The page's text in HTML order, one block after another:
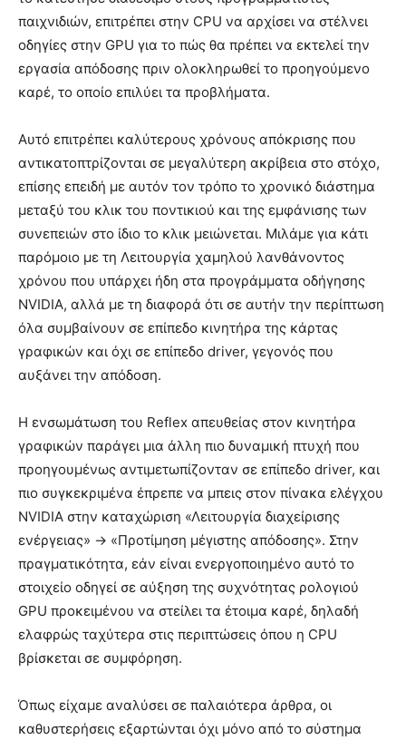
παιχνιδιών, επιτρέπει στην CPU να αρχίσει να στέλνει
οδηγίες στην GPU για το πώς θα πρέπει να εκτελεί την
εργασία απόδοσης πριν ολοκληρωθεί το προηγούμενο
καρέ, το οποίο επιλύει τα προβλήματα.
Αυτό επιτρέπει καλύτερους χρόνους απόκρισης που
αντικατοπτρίζονται σε μεγαλύτερη ακρίβεια στο στόχο,
επίσης επειδή με αυτόν τον τρόπο το χρονικό διάστημα
μεταξύ του κλικ του ποντικιού και της εμφάνισης των
συνεπειών στο ίδιο το κλικ μειώνεται. Μιλάμε για κάτι
παρόμοιο με τη Λειτουργία χαμηλού λανθάνοντος
χρόνου που υπάρχει ήδη στα προγράμματα οδήγησης
NVIDIA, αλλά με τη διαφορά ότι σε αυτήν την περίπτωση
όλα συμβαίνουν σε επίπεδο κινητήρα της κάρτας
γραφικών και όχι σε επίπεδο driver, γεγονός που
αυξάνει την απόδοση.
Η ενσωμάτωση του Reflex απευθείας στον κινητήρα
γραφικών παράγει μια άλλη πιο δυναμική πτυχή που
προηγουμένως αντιμετωπίζονταν σε επίπεδο driver, και
πιο συγκεκριμένα έπρεπε να μπεις στον πίνακα ελέγχου
NVIDIA στην καταχώριση «Λειτουργία διαχείρισης
ενέργειας» -> «Προτίμηση μέγιστης απόδοσης». Στην
πραγματικότητα, εάν είναι ενεργοποιημένο αυτό το
στοιχείο οδηγεί σε αύξηση της συχνότητας ρολογιού
GPU προκειμένου να στείλει τα έτοιμα καρέ, δηλαδή
ελαφρώς ταχύτερα στις περιπτώσεις όπου η CPU
βρίσκεται σε συμφόρηση.
Όπως είχαμε αναλύσει σε παλαιότερα άρθρα, οι
καθυστερήσεις εξαρτώνται όχι μόνο από το σύστημα